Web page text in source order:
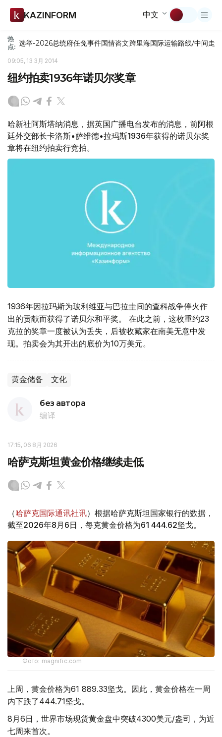
KAZINFORM 中文
热
点: 选举-2026总统府任免事件国情咨文跨里海国际运输路线/中间走廊
09:05, 13 3月 2014
纽约拍卖1936年诺贝尔奖章
哈新社阿斯塔纳消息，据英国广播电台发布的消息，前阿根
廷外交部长卡洛斯•萨维德•拉玛斯1936年获得的诺贝尔奖
章将在纽约拍卖行竞拍。
1936年因拉玛斯为玻利维亚与巴拉圭间的查科战争停火作
出的贡献而获得了诺贝尔和平奖。 在此之前，这枚重约23
克拉的奖章一度被认为丢失，后被收藏家在南美无意中发
现。拍卖会为其开出的底价为10万美元。
黄金储备 文化
без автора
编译
17:15, 06 8月 2026
哈萨克斯坦黄金价格继续走低
（哈萨克国际通讯社讯）根据哈萨克斯坦国家银行的数据，
截至2026年8月6日，每克黄金价格为61 444.62坚戈。
Фото: magnific.com
上周，黄金价格为61 889.33坚戈。因此，黄金价格在一周
内下跌了444.71坚戈。
8月6日，世界市场现货黄金盘中突破4300美元/盎司，为近
七周来首次。